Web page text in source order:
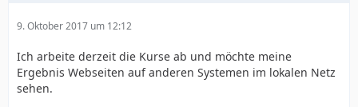
9. Oktober 2017 um 12:12
Ich arbeite derzeit die Kurse ab und möchte meine
Ergebnis Webseiten auf anderen Systemen im lokalen Netz
sehen.